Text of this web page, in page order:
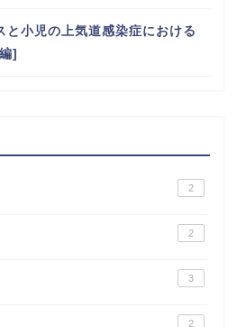
と小児の上気道感染症における
]
2
2
3
2